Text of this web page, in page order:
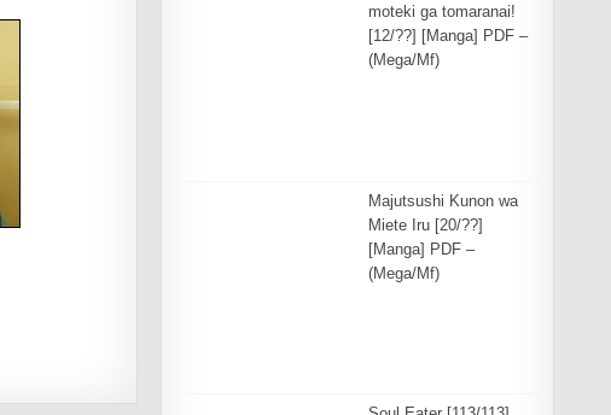
moteki ga tomaranai!
[12/??] [Manga] PDF –
(Mega/Mf)
Majutsushi Kunon wa
Miete Iru [20/??]
[Manga] PDF –
(Mega/Mf)